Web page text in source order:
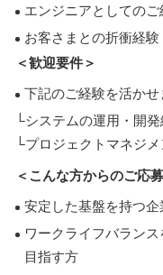
エンジニアとしてのご
お客さまとの折衝経験
＜歓迎要件＞
下記のご経験を活かせ
└システムの運用・開発
└プロジェクトマネジ
＜こんな方からのご応
安定した基盤を持つ
ワークライフバラン
目指す方